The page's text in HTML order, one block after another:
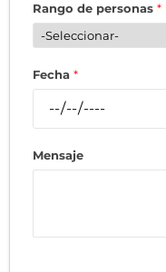
Rango de personas *
Fecha *
Mensaje